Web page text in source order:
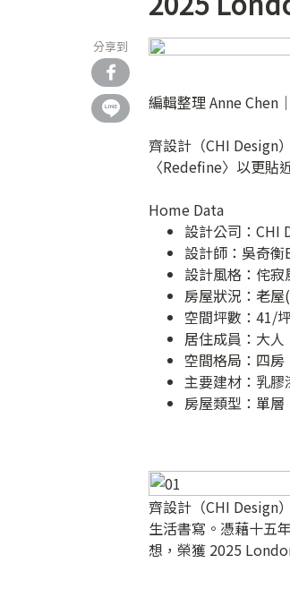
分享到
編輯整理 Anne Chen
齊設計（CHI Design
〈Redefine〉以更貼
Home Data
設計公司： CHI
設計師：吳奇衡
設計風格：侘寂
房屋狀況：老屋
空間坪數：41/
居住成員：大人
空間格局：四房
主要建材：乳
房屋類型：單層
齊設計（CHI Design
生活書寫。憑藉十五
想，榮獲 2025